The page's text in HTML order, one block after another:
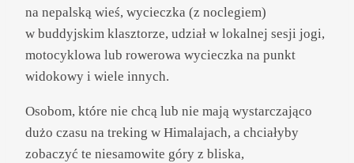
na nepalską wieś, wycieczka (z noclegiem)
w buddyjskim klasztorze, udział w lokalnej sesji jogi,
motocyklowa lub rowerowa wycieczka na punkt
widokowy i wiele innych.
Osobom, które nie chcą lub nie mają wystarczająco
dużo czasu na treking w Himalajach, a chciałyby
zobaczyć te niesamowite góry z bliska,